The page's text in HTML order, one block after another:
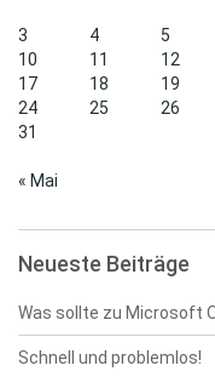
3
4 5
10
11 12
17
18 19
24
25 26
31
« Mai
Neueste Beiträge
Was sollte zu Microsoft
Schnell und problemlos!